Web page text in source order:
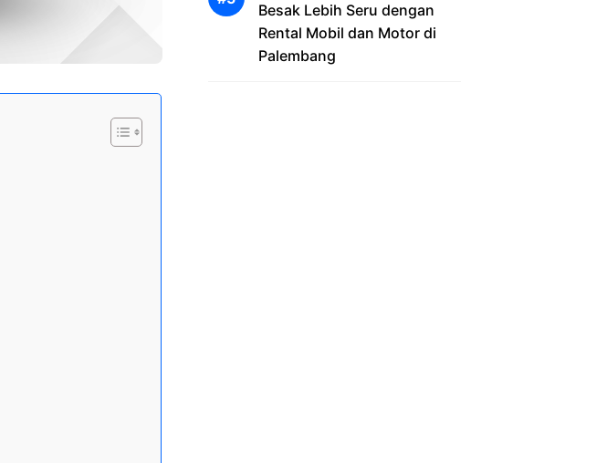
Besak Lebih Seru dengan
Rental Mobil dan Motor di
Palembang